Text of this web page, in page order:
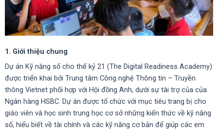
1. Giới thiệu chung
Dự án Kỹ năng số cho thế kỷ 21 (The Digital Readiness Academy)
được triển khai bởi Trung tâm Công nghệ Thông tin – Truyền
thông Vietnet phối hợp với Hội đồng Anh, dưới sự tài trợ của của
Ngân hàng HSBC. Dự án được tổ chức với mục tiêu trang bị cho
giáo viên và học sinh trung học cơ sở những kiến thức về kỹ năng
số, hiểu biết về tài chính và các kỹ năng cơ bản để giúp các em